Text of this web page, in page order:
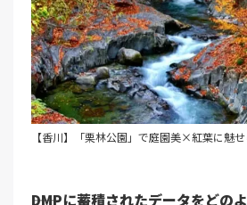
【香川】「栗林公園」で庭園美×紅葉に魅せ
――DMPに蓄積されたデータをどの